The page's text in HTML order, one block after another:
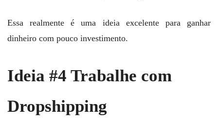
Essa realmente é uma ideia excelente para ganhar
dinheiro com pouco investimento.
Ideia #4 Trabalhe com
Dropshipping